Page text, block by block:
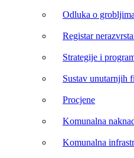
Odluka o grobljima
Registar
Strategije i
Sustav unutarnjih
Procjene
Komunalna
Komunalna